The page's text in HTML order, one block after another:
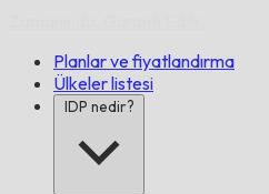
Planlar ve fiyatlandırma
Ülkeler listesi
IDP nedir?